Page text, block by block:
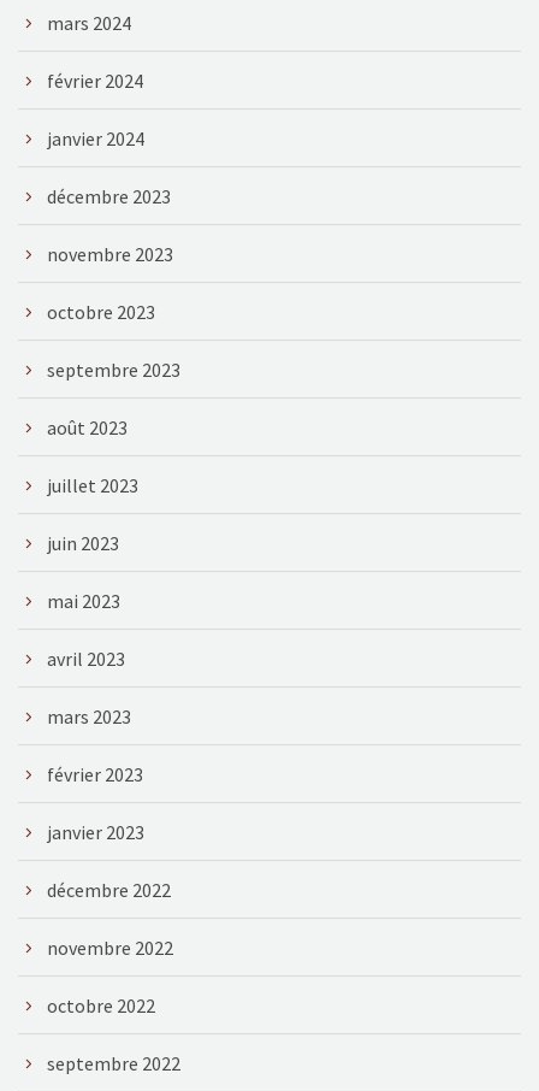
mars 2024
février 2024
janvier 2024
décembre 2023
novembre 2023
octobre 2023
septembre 2023
août 2023
juillet 2023
juin 2023
mai 2023
avril 2023
mars 2023
février 2023
janvier 2023
décembre 2022
novembre 2022
octobre 2022
septembre 2022